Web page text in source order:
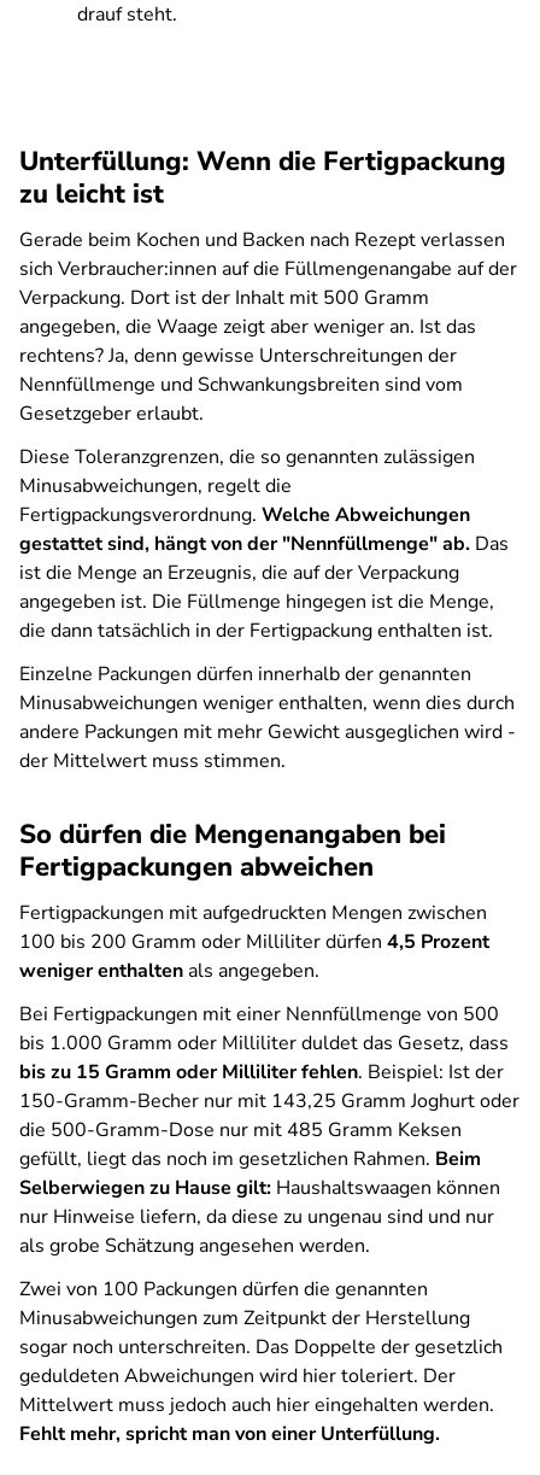
drauf steht.
Unterfüllung: Wenn die Fertigpackung
zu leicht ist
Gerade beim Kochen und Backen nach Rezept verlassen
sich Verbraucher:innen auf die Füllmengenangabe auf der
Verpackung. Dort ist der Inhalt mit 500 Gramm
angegeben, die Waage zeigt aber weniger an. Ist das
rechtens? Ja, denn gewisse Unterschreitungen der
Nennfüllmenge und Schwankungsbreiten sind vom
Gesetzgeber erlaubt.
Diese Toleranzgrenzen, die so genannten zulässigen
Minusabweichungen, regelt die
Fertigpackungsverordnung. Welche Abweichungen
gestattet sind, hängt von der "Nennfüllmenge" ab. Das
ist die Menge an Erzeugnis, die auf der Verpackung
angegeben ist. Die Füllmenge hingegen ist die Menge,
die dann tatsächlich in der Fertigpackung enthalten ist.
Einzelne Packungen dürfen innerhalb der genannten
Minusabweichungen weniger enthalten, wenn dies durch
andere Packungen mit mehr Gewicht ausgeglichen wird -
der Mittelwert muss stimmen.
So dürfen die Mengenangaben bei
Fertigpackungen abweichen
Fertigpackungen mit aufgedruckten Mengen zwischen
100 bis 200 Gramm oder Milliliter dürfen 4,5 Prozent
weniger enthaltenals angegeben.
Bei Fertigpackungen mit einer Nennfüllmenge von 500
bis 1.000 Gramm oder Milliliter duldet das Gesetz, dass
bis zu 15 Gramm oder Milliliter fehlen. Beispiel: Ist der
150-Gramm-Becher nur mit 143,25 Gramm Joghurt oder
die 500-Gramm-Dose nur mit 485 Gramm Keksen
gefüllt, liegt das noch im gesetzlichen Rahmen. Beim
Selberwiegen zu Hause gilt: Haushaltswaagen können
nur Hinweise liefern, da diese zu ungenau sind und nur
als grobe Schätzung angesehen werden.
Zwei von 100 Packungen dürfen die genannten
Minusabweichungen zum Zeitpunkt der Herstellung
sogar noch unterschreiten. Das Doppelte der gesetzlich
geduldeten Abweichungen wird hier toleriert. Der
Mittelwert muss jedoch auch hier eingehalten werden.
Fehlt mehr, spricht man von einer Unterfüllung.